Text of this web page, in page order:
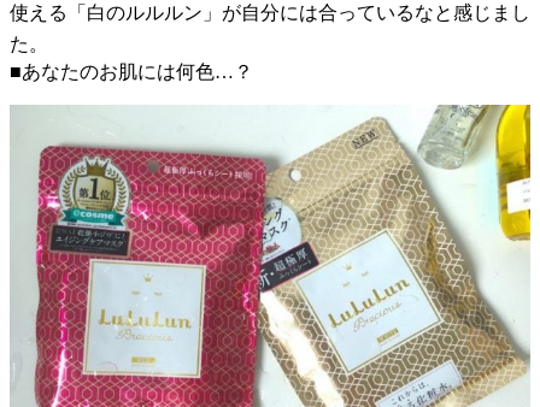
使える「白のルルルン」が自分には合っているなと感じまし
た。
■あなたのお肌には何色…？